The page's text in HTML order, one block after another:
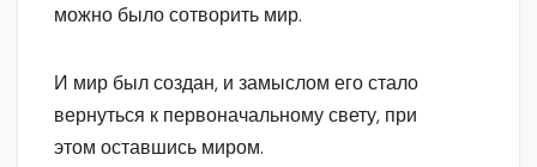
можно было сотворить мир.
И мир был создан, и замыслом его стало
вернуться к первоначальному свету, при
этом оставшись миром.